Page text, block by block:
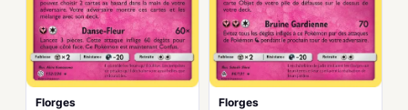
Florges Florges